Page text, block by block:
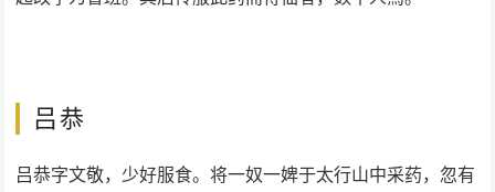
吕恭
吕恭字文敬，少好服食。将一奴一婢于太行山中采药，忽有